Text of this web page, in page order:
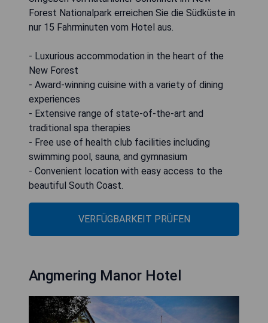
Forest Nationalpark erreichen Sie die Südküste in
nur 15 Fahrminuten vom Hotel aus.
- Luxurious accommodation in the heart of the
New Forest
- Award-winning cuisine with a variety of dining
experiences
- Extensive range of state-of-the-art and
traditional spa therapies
- Free use of health club facilities including
swimming pool, sauna, and gymnasium
- Convenient location with easy access to the
beautiful South Coast.
VERFÜGBARKEIT PRÜFEN
Angmering Manor Hotel